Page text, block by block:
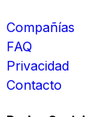
Compañías
FAQ
Privacidad
Contacto